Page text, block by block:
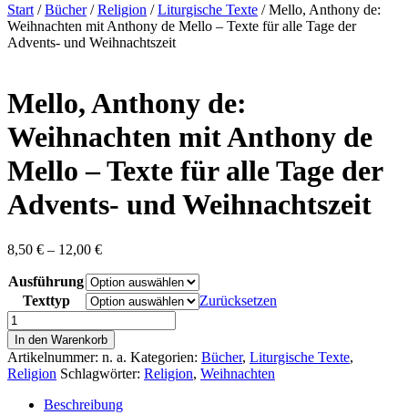
Skip
to
content
Start /Bücher/Religion /Liturgische Texte / Mello, Anthony de:
Weihnachten mit Anthony de Mello – Texte für alle Tage der
Advents- und Weihnachtszeit
Mello, Anthony de:
Weihnachten mit Anthony de
Mello – Texte für alle Tage der
Advents- und Weihnachtszeit
8,50 € – 12,00 €Preisspanne:
bis
12,00 €
Ausführung
Texttyp
Zurücksetzen
Mello,
Anthony
de:
Weihnachten
mit
Anthony
In den Warenkorb
Artikelnummer: n. a. Kategorien: Bücher, Liturgische Texte,
Religion Schlagwörter: Religion, Weihnachten
Beschreibung